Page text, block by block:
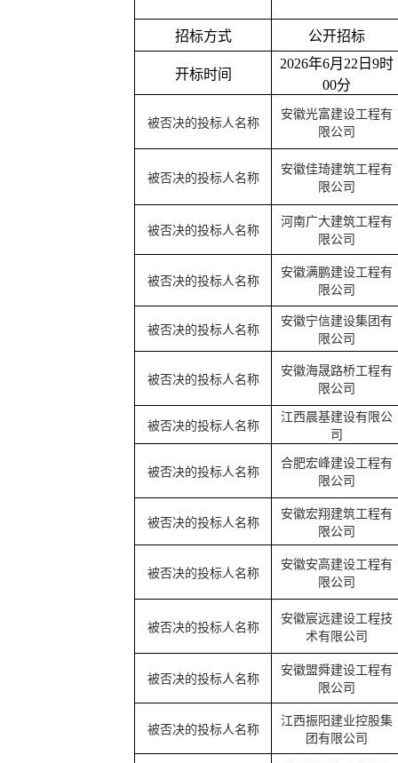
招标方式 公开招标
开标时间
2026年6月22日9时
00分
被否决的投标人名称
安徽光富建设工程有
限公司
被否决的投标人名称
安徽佳琦建筑工程有
限公司
被否决的投标人名称
河南广大建筑工程有
限公司
被否决的投标人名称
安徽满鹏建设工程有
限公司
被否决的投标人名称
安徽宁信建设集团有
限公司
被否决的投标人名称
安徽海晟路桥工程有
限公司
被否决的投标人名称
江西晨基建设有限公
司
被否决的投标人名称
合肥宏峰建设工程有
限公司
被否决的投标人名称
安徽宏翔建筑工程有
限公司
被否决的投标人名称
安徽安高建设工程有
限公司
被否决的投标人名称
安徽宸远建设工程技
术有限公司
被否决的投标人名称
安徽盟舜建设工程有
限公司
被否决的投标人名称
江西振阳建业控股集
团有限公司